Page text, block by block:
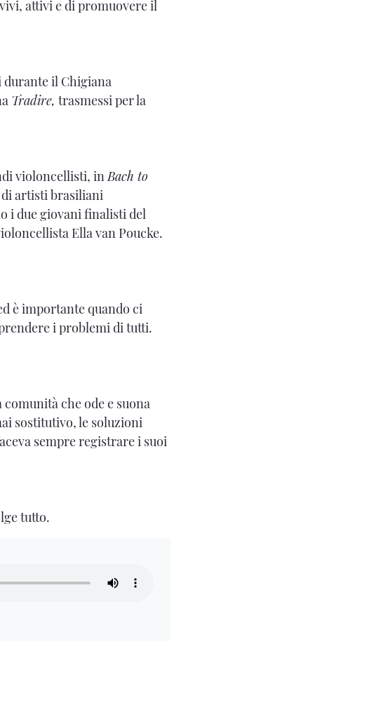
attivi e di promuovere il
il Chigiana
Tradire, trasmessi per la
violoncellisti, in Bach to
artisti brasiliani
i due giovani finalisti del
Ella van Poucke.
è importante quando ci
i problemi di tutti.
che ode e suona
sostitutivo, le soluzioni
sempre registrare i suoi
tutto.